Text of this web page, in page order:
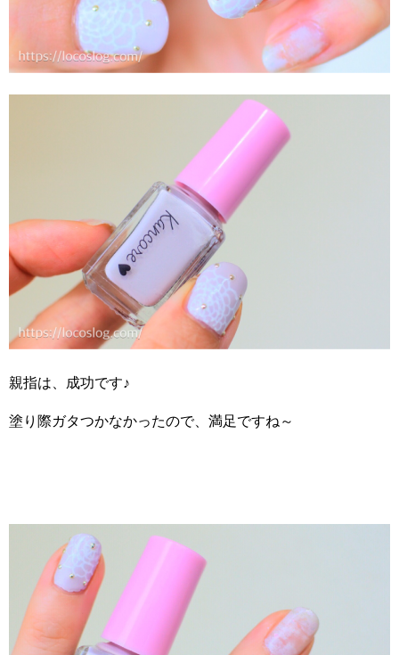
親指は、成功です♪
塗り際ガタつかなかったので、満足ですね～